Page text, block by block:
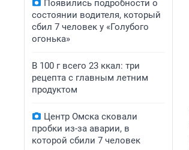
Появились подробности о
состоянии водителя, который
сбил 7 человек у «Голубого
огонька»
В 100 г всего 23 ккал: три
рецепта с главным летним
продуктом
Центр Омска сковали
пробки из-за аварии, в
которой сбили 7 человек